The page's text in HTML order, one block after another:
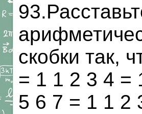
скобки так,
= 1 1 2 3 4 =
5 6 7 = 1 1 2